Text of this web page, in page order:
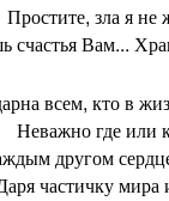
Простите, зла я не
счастья Вам...
всем, кто в
Неважно где или
другом
частичку мира